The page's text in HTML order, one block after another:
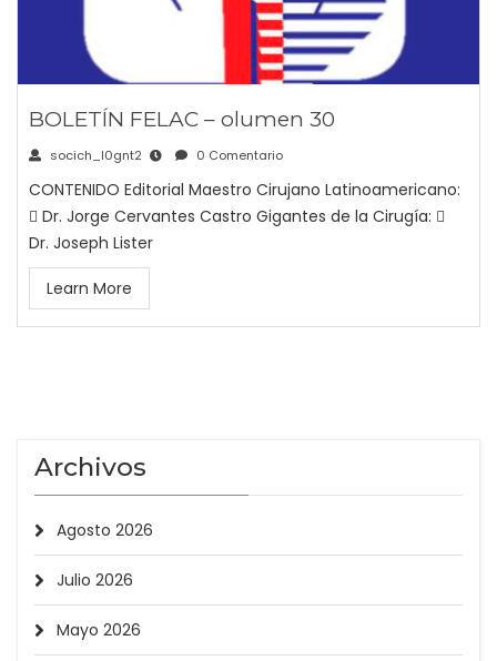
BOLETÍN FELAC – olumen 30
socich_l0gnt2 0 Comentario
CONTENIDO Editorial Maestro Cirujano Latinoamericano:
 Dr. Jorge Cervantes Castro Gigantes de la Cirugía: 
Dr. Joseph Lister
Learn More
Archivos
Agosto 2026
Julio 2026
Mayo 2026